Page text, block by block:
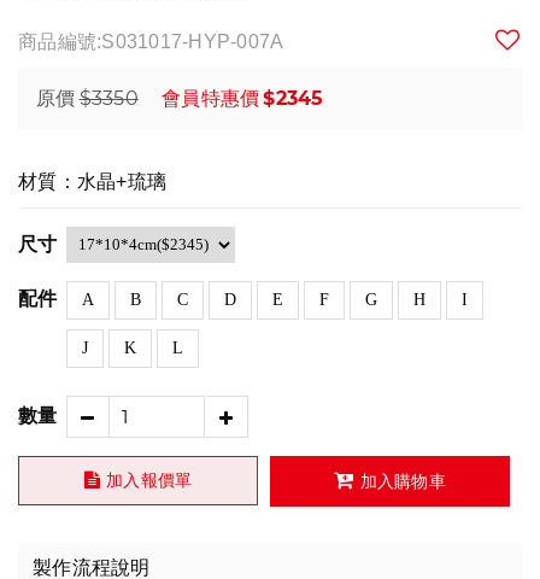
商品編號:S031017-HYP-007A
原價 $3350 會員特惠價$2345
材質：水晶+琉璃
尺寸
配件 A B C D E F G H I
J K L
數量
加入報價單 加入購物車
製作流程說明